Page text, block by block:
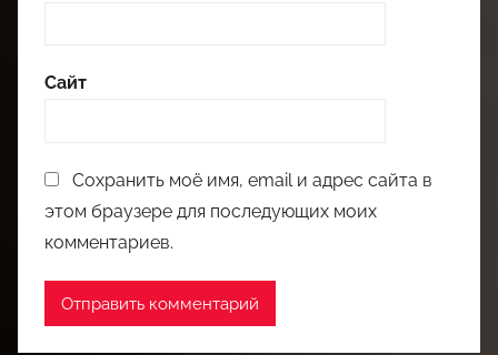
Сайт
Сохранить моё имя, email и адрес сайта в
этом браузере для последующих моих
комментариев.